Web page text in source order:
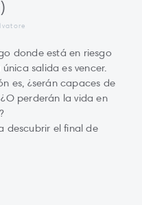
donde está en riesgo
salida es vencer.
es, ¿serán capaces de
perderán la vida en
descubrir el final de